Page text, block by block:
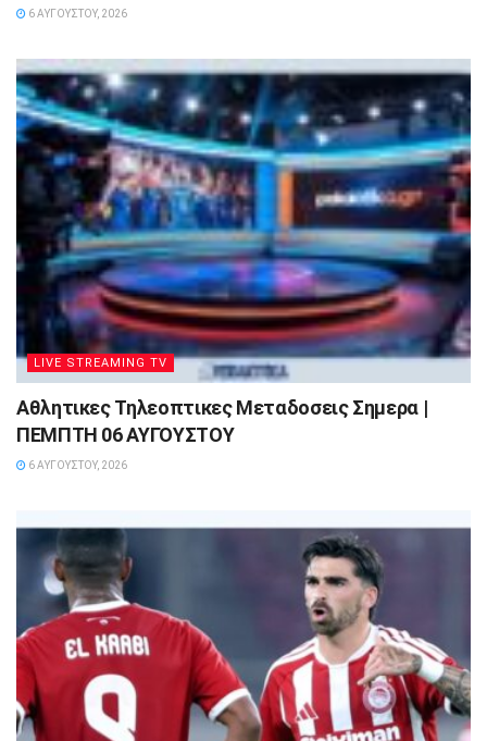
6 ΑΥΓΟΎΣΤΟΥ, 2026
LIVE STREAMING TV
Αθλητικες Τηλεοπτικες Μεταδοσεις Σημερα |
ΠΕΜΠΤΗ 06 ΑΥΓΟΥΣΤΟΥ
6 ΑΥΓΟΎΣΤΟΥ, 2026